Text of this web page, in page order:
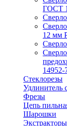
ГОСТ
12 мм
14952-
Стеклорезы
Удлинитель
Фрезы
Цепь
Шарошки
Экстракторы